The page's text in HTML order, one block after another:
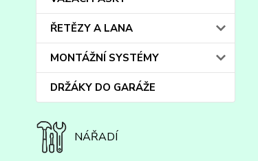
ŘETĚZY A LANA
MONTÁŽNÍ SYSTÉMY
DRŽÁKY DO GARÁŽE
NÁŘADÍ